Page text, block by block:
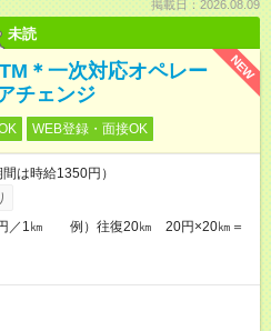
掲載日：2026.08.09
未読
NEW
＊一次対応オペレー
チェンジ
WEB登録・面接OK
は時給1350円）
円／1㎞ 例）往復20㎞ 20円×20㎞＝